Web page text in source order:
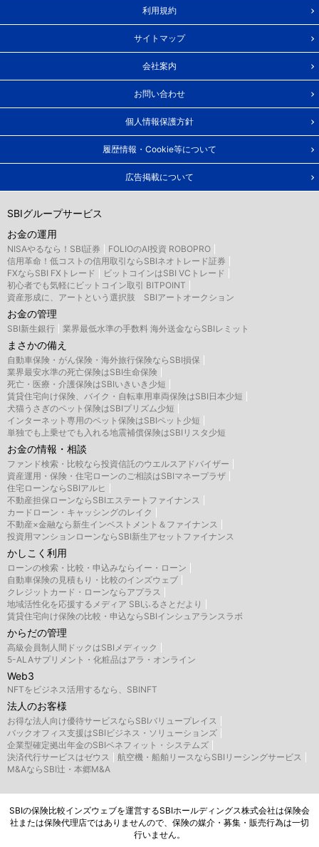
利用規約
サイトマップ
会社案内
お問い合わせ
個人情報保護方針
履歴情報・Cookie等について
広告掲載について
SBIグループサービス
お金の運用
NISAやるなら！SBI証券
FOLIOのAI投資 ROBOPRO
信用革命！低コストの信用取引ならSBIネオトレード証券
FXならSBI FXトレード
ビットコインはSBI VCトレード
初心者でも気軽にビットコイン取引 BITPOINT
資産形成に、アートという選択肢 SBIアートオークション
お金の管理
SBI新生銀行 業界最低水準の手数料 海外送金ならSBIレミット
まさかの備え
自動車保険・がん保険・海外旅行保険ならSBI損保
業界最安水準の死亡保険はSBI生命保険
死亡・医療・介護保険はSBIいきいき少短
賃貸住宅向け保険、バイク・自転車用車両保険はSBI日本少短
犬猫うさぎのペット保険はSBIプリズム少短
インターネット専用のペット保険はSBIペット少短
単独でも上乗せでも入れる地震補償保険はSBIリスタ少短
お金の情報・相談
ファンド検索・比較なら投資信託のウエルスアドバイザー
資産運用・保険・住宅ローンのご相談はSBIマネープラザ
住宅ローンならSBIアルヒ
不動産担保ローンならSBIエステートファイナンス
カードローン・キャッシングのレイク
不動産×金融なら新生インベストメント＆ファイナンス
投資用マンションローンならSBI新生アセットファイナンス
かしこく利用
ローンの検索・比較・申込みならイー・ローン
自動車保険の見積もり・比較のインズウェブ
クレジットカード・ローンならアプラス
地域活性化を応援するメディア SBIふるさとだより
賃貸住宅向け保険の比較・申込ならSBIインシュアランスラボ
からだの管理
高級会員制人間ドックはSBIメディック
5-ALAサプリメント・化粧品はアラ・オンライン
Web3
NFTをビジネス活用するなら、SBINFT
法人のお客様
お得な法人向け優待サービスならSBIバリュープレイス
バックオフィス支援はSBIビジネス・ソリューションズ
企業型確定拠出年金のSBIベネフィット・システムズ
決済代行サービスはゼウス
航空機・船舶リースならSBIリーシングサービス
M&AならSBI辻・本郷M&A
SBIの保険比較インズウェブを運営するSBIホールディングス株式会社は保険会
社または保険代理店ではありませんので、保険の媒介・募集・販売行為は一切
行いません。